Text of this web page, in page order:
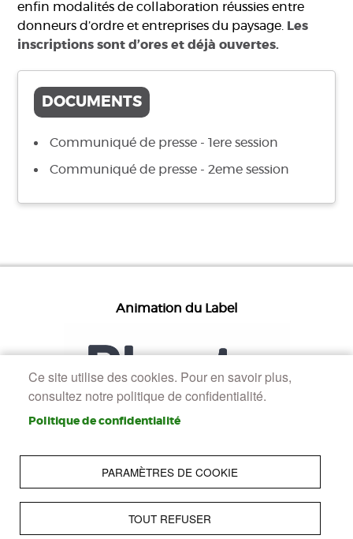
enfin modalités de collaboration réussies entre
donneurs d’ordre et entreprises du paysage. Les
inscriptions sont d’ores et déjà ouvertes.
DOCUMENTS
Communiqué de presse - 1ere session
Communiqué de presse - 2eme session
Animation du Label
Ce site utilise des cookies. Pour en savoir plus,
consultez notre politique de confidentialité.
Politique de confidentialité
PARAMÈTRES DE COOKIE
TOUT REFUSER